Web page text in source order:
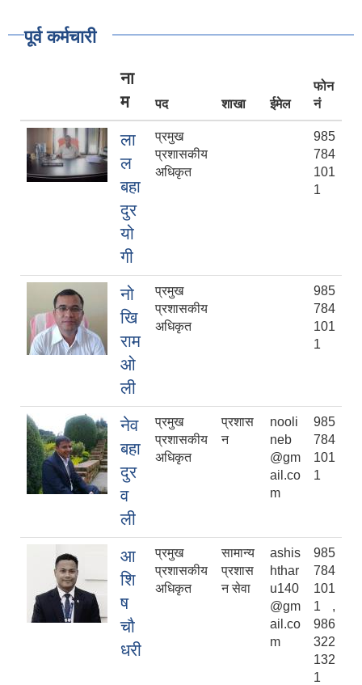
पूर्व कर्मचारी
ना
म
पद शाखा ईमेल
फोन
नं
ला
ल
बहा
दुर
यो
गी
प्रमुख
प्रशासकीय
अधिकृत
985
784
101
1
नो
खि
राम
ओ
ली
प्रमुख
प्रशासकीय
अधिकृत
985
784
101
1
नेव
बहा
दुर
व
ली
प्रमुख
प्रशासकीय
अधिकृत
प्रशास
न
nooli
neb
@gm
ail.co
m
985
784
101
1
आ
शि
ष
चौ
धरी
प्रमुख
प्रशासकीय
अधिकृत
सामान्य
प्रशास
न सेवा
ashis
hthar
u140
@gm
ail.co
m
985
784
101
1 ,
986
322
132
1